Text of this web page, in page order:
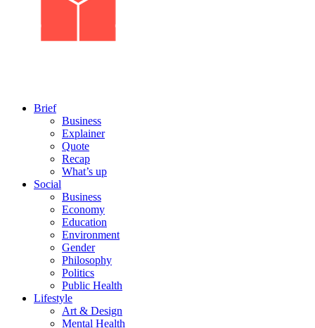
Brief
Business
Explainer
Quote
Recap
What’s up
Social
Business
Economy
Education
Environment
Gender
Philosophy
Politics
Public Health
Lifestyle
Art & Design
Mental Health